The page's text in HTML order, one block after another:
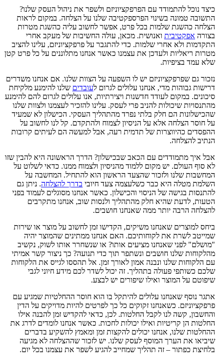
כיצד נוכל להתמודד עם הפרפקציוניזם ולשפר את ניהול העסק שלנו?
התשובה טמונה בשינוי הפרספקטיבה שלנו על הצלחה. במקום לראות
הצלחה כהשגת שלמות בכל פרט, אפשר לחשוב עליה כהשגת מטרות
בצורה אפקטיבית ואנושית. מכאן, עולה החשיבות של מעקב אחרי
התקדמות ולא אחרי שלמות. כדי להתגבר על פרפקציוניזם, עלינו להציב
מטרות ריאליות ולעדכן את עצמנו כאשר אנחנו מתלוננים על כל פרט קטן
שלא עמד בציפיות.
נזכור גם שפרפקציוניזם יש לו השפעה על הצוות שלנו. אם אנחנו משדרים
דרישות גבוהות מדי, אנחנו עלולים לגרום לעובדים שלנו להימנע מלקיחת
סיכונים. במקום לעודד חדשנות ויצירתיות, אנו עלולים לגרום להם להימנע
מהתנסויות שיכולות להניב פרי לעסק. עלינו להזכיר לעצמנו ולצוות שלנו
שהכישלונות הם חלק בלתי נפרד מהתהליך העסקי. הכישלון לא שמעיד
על חוסר הצלחה אלא על הניסיון לצמוח ולהתקדם. קל לנו לחשוב על
ההפסדים כהיווצרות של תדמית רעה, אבל למעשה הם לעיתים קרובות
הנתיב להצלחה.
אבל איך מתמודדים עם הכאב שבכישלון? הדרך הראשונה היא להבין שזו
לא סוף העולם. יש מקום ללמוד מהניסיון ולצמוח ממנו. כדאי לשלוט על
המחשבות שלנו ולזכור שהצעד הראשון הוא להתחיל. המחשבה על
השלמת מטלה היא כבר כשלעצמה צעד חיובי בדרך להצלחה. ניתן גם
להתנסות בגישה של הניסוי והכישלון. כאשר אנחנו מסוגלים לעמוד בפני
הטעות, לדעת שהיא חלק מהתהליך ולנסות שוב, אנחנו מתקרבים
להצלחה הרבה יותר ממה שאנחנו חושבים.
ביחס למוצרים שאנחנו משיקים, הקדישו זמן לחשוב על מוצר או שירות
שמייטב לשרת את לקוחותיכם. האם אנחנו ממתינים שהמוצר יהיה
"מושלם" לפני שאנחנו מציעים אותו? או שנשחרר אותו לשוק, נקשיב
מהלקוחות שלנו חושבים ונשתפר תוך כדי תנועה? כך ניצור קשר אמיתי
עם הלקוחות שלנו ונבנה אמון לאורך זמן. אל תהססו לגייס את הלקוחות
שלכם כשותפי פעולה בתהליך. זה יכול לשדר לכם מידע חיוני לגבי
שיפוטם על המוצר ואילו שיפורים יש לבצע.
אתגר נוסף שאנחנו עלולים להיתקל בו הוא חוסר ההחלטיות שמגיע עם
פרפקציוניזם. כשאנחנו זקוקים כל כך לפרטים להיות מדויקים על הדין
והחשבון, קשה לנו לקבל החלטות. לכן, כדאי להקדיש זמן להבנה אילו
החלטות הן קריטיות ואילו יכולות לחכות. כאשר אנחנו לומדים לדרג את
ההחלטות שלנו, אנחנו יכולים להקצות זמן ומאמץ להשקיע בדברים
שיביאו את הערך המוסף לעסק שלנו. יש לזכור שההצלחה לא מגיעה
בלחיצת כפתור – זה תהליך שמחייב להגיע לשפר את עצמנו בכל יום.